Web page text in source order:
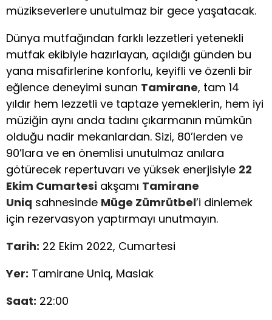
müzikseverlere unutulmaz bir gece yaşatacak.
Dünya mutfağından farklı lezzetleri yetenekli
mutfak ekibiyle hazırlayan, açıldığı günden bu
yana misafirlerine konforlu, keyifli ve özenli bir
eğlence deneyimi sunan Tamirane, tam 14
yıldır hem lezzetli ve taptaze yemeklerin, hem iyi
müziğin aynı anda tadını çıkarmanın mümkün
olduğu nadir mekanlardan. Sizi, 80’lerden ve
90’lara ve en önemlisi unutulmaz anılara
götürecek repertuvarı ve yüksek enerjisiyle 22
Ekim Cumartesi akşamı Tamirane
Uniq sahnesinde Müge Zümrütbel’i dinlemek
için rezervasyon yaptırmayı unutmayın.
Tarih: 22 Ekim 2022, Cumartesi
Yer: Tamirane Uniq, Maslak
Saat: 22:00